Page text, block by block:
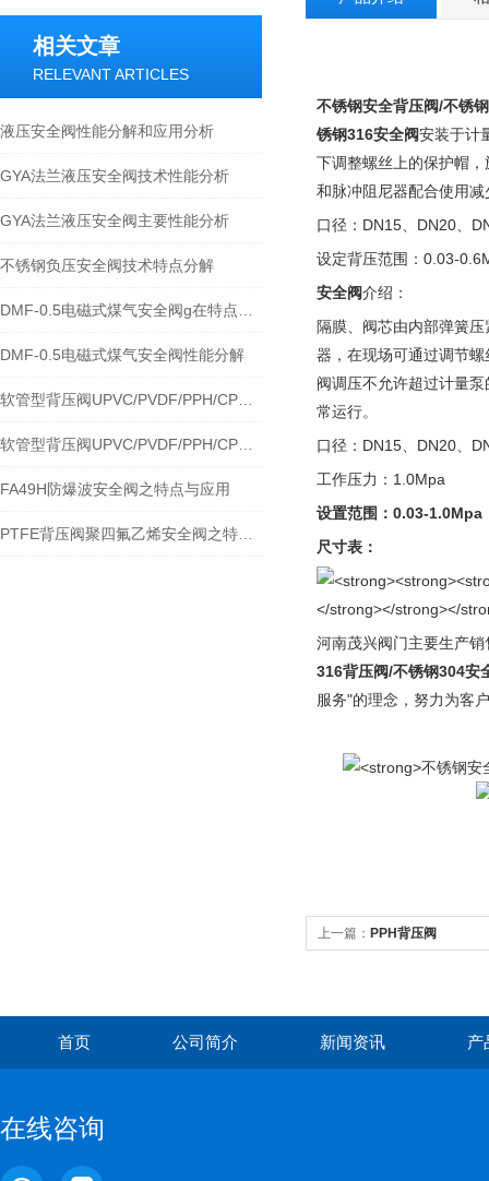
相关文章
RELEVANT ARTICLES
液压安全阀性能分解和应用分析
GYA法兰液压安全阀技术性能分析
GYA法兰液压安全阀主要性能分析
不锈钢负压安全阀技术特点分解
DMF-0.5电磁式煤气安全阀性能分解
FA49H防爆波安全阀之特点与应用
不锈钢安全背压阀/不锈
锈钢316安全阀安装于计
下调整螺丝上的保护帽
和脉冲阻尼器配合使用
口径：DN15、DN20、
设定背压范围：0.03-
安全阀介绍：
隔膜、阀芯由内部弹簧
器，在现场可通过调节
阀调压不允许超过计量
常运行。
口径：DN15、DN20、
工作压力：1.0Mpa
设置范围： 0.03-1.0Mpa
尺寸表：
河南茂兴阀门主要生产销
316背压阀/不锈钢304安
服务"的理念，努力为客
上一篇： PPH背压阀
首页 公司简介 新闻资讯 产
在线咨询